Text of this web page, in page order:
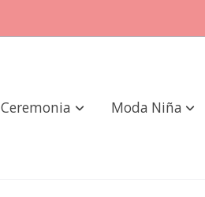
Ceremonia Moda Niña